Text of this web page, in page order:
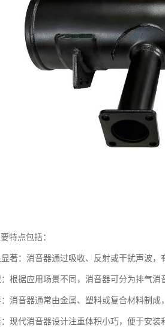
特点包括：
著：消音器通过吸收、反射或干扰声波，
根据应用场景不同，消音器可分为排气
消音器通常由金属、塑料或复合材料制
现代消音器设计注重体积小巧，便于安装